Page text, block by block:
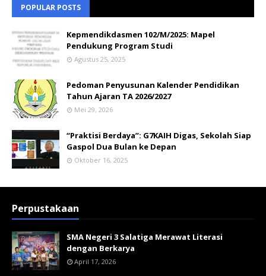
POPULAR POSTS
Kepmendikdasmen 102/M/2025: Mapel
Pendukung Program Studi
Agustus 25, 2025
Pedoman Penyusunan Kalender Pendidikan
Tahun Ajaran TA 2026/2027
Mei 29, 2026
“Praktisi Berdaya”: G7KAIH Digas, Sekolah Siap
Gaspol Dua Bulan ke Depan
Oktober 16, 2025
Perpustakaan
SMA Negeri 3 Salatiga Merawat Literasi
dengan Berkarya
April 17, 2026